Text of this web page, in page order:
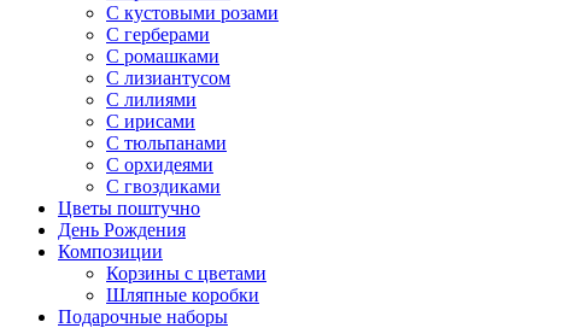
С кустовыми розами
С герберами
С ромашками
С лизиантусом
С лилиями
С ирисами
С тюльпанами
С орхидеями
С гвоздиками
Цветы поштучно
День Рождения
Композиции
Корзины с цветами
Шляпные коробки
Подарочные наборы